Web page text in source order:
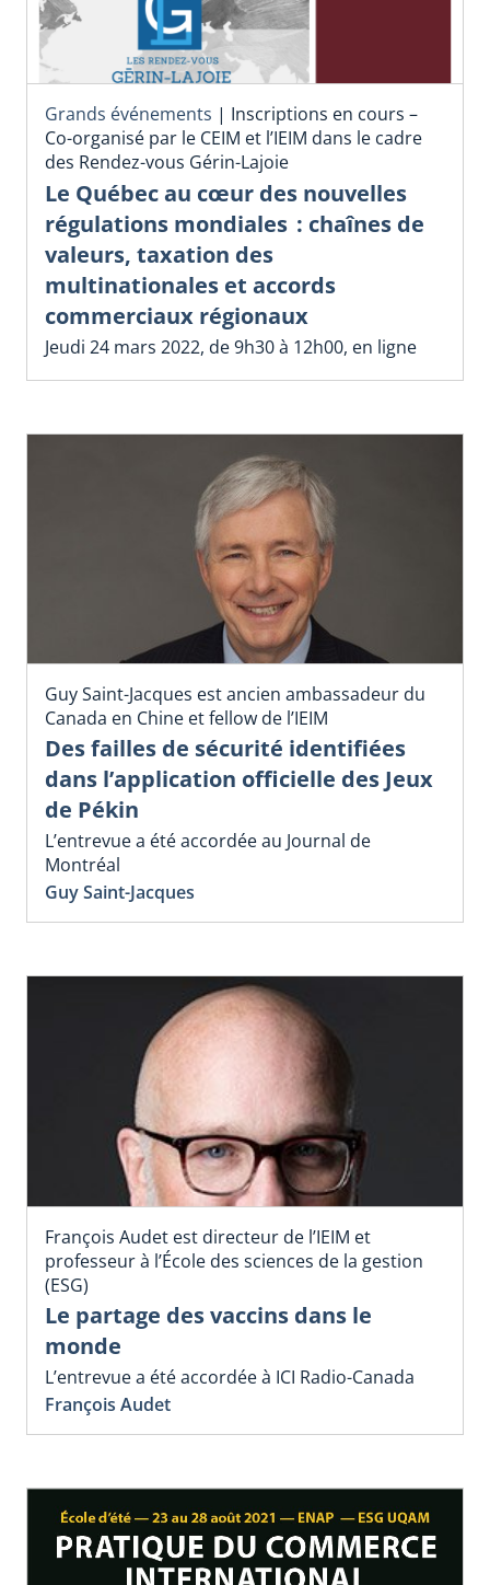
Grands événements | Inscriptions en cours –
Co-organisé par le CEIM et l’IEIM dans le cadre
des Rendez-vous Gérin-Lajoie
Le Québec au cœur des nouvelles
régulations mondiales : chaînes de
valeurs, taxation des
multinationales et accords
commerciaux régionaux
Jeudi 24 mars 2022, de 9h30 à 12h00, en ligne
Guy Saint-Jacques est ancien ambassadeur du
Canada en Chine et fellow de l’IEIM
Des failles de sécurité identifiées
dans l’application officielle des Jeux
de Pékin
L’entrevue a été accordée au Journal de
Montréal
Guy Saint-Jacques
François Audet est directeur de l’IEIM et
professeur à l’École des sciences de la gestion
(ESG)
Le partage des vaccins dans le
monde
L’entrevue a été accordée à ICI Radio-Canada
François Audet